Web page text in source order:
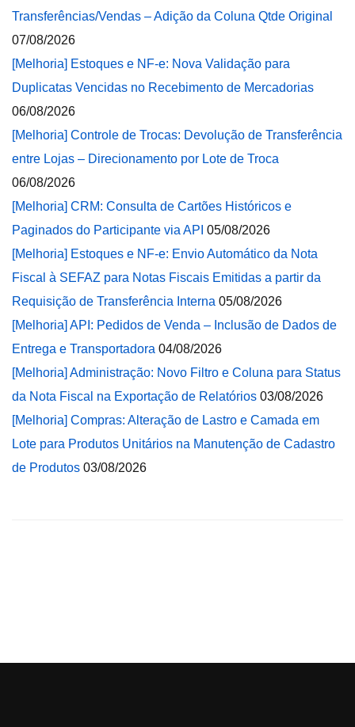
Transferências/Vendas – Adição da Coluna Qtde Original
07/08/2026
[Melhoria] Estoques e NF-e: Nova Validação para
Duplicatas Vencidas no Recebimento de Mercadorias
06/08/2026
[Melhoria] Controle de Trocas: Devolução de Transferência
entre Lojas – Direcionamento por Lote de Troca
06/08/2026
[Melhoria] CRM: Consulta de Cartões Históricos e
Paginados do Participante via API 05/08/2026
[Melhoria] Estoques e NF-e: Envio Automático da Nota
Fiscal à SEFAZ para Notas Fiscais Emitidas a partir da
Requisição de Transferência Interna 05/08/2026
[Melhoria] API: Pedidos de Venda – Inclusão de Dados de
Entrega e Transportadora 04/08/2026
[Melhoria] Administração: Novo Filtro e Coluna para Status
da Nota Fiscal na Exportação de Relatórios 03/08/2026
[Melhoria] Compras: Alteração de Lastro e Camada em
Lote para Produtos Unitários na Manutenção de Cadastro
de Produtos 03/08/2026